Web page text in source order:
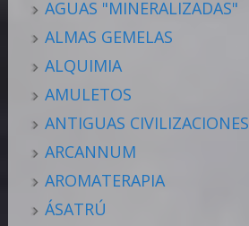
AGUAS "MINERALIZADAS"
ALMAS GEMELAS
ALQUIMIA
AMULETOS
ANTIGUAS CIVILIZACIONES
ARCANNUM
AROMATERAPIA
ÁSATRÚ